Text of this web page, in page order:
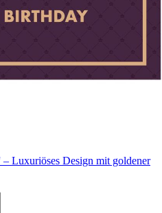
Luxuriöses Design mit goldener